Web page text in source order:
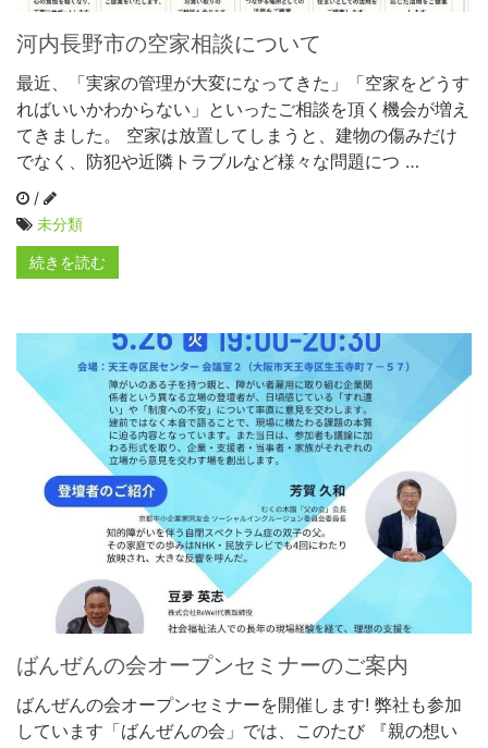
河内長野市の空家相談について
最近、「実家の管理が大変になってきた」「空家をどうす
ればいいかわからない」といったご相談を頂く機会が増え
てきました。 空家は放置してしまうと、建物の傷みだけ
でなく、防犯や近隣トラブルなど様々な問題につ …
/
未分類
続きを読む
ばんぜんの会オープンセミナーのご案内
ばんぜんの会オープンセミナーを開催します! 弊社も参加
しています「ばんぜんの会」では、このたび 『親の想い